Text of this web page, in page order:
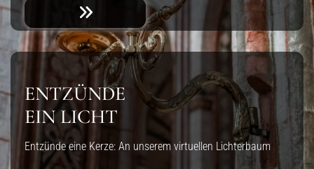
ENTZÜNDE
EIN LICHT
Entzünde eine Kerze: An unserem virtuellen Lichterbaum